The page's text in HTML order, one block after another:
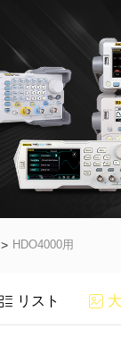
HDO4000用
リスト